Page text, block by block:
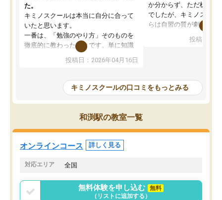
た。
キミノスクールは本当に自分に合って
いたと思います。
一番は、「勉強のやり方」そのものを
徹底的に教わったことです。単に知識
を詰め込むのではなく、自学自習の習
慣が身につくよう並走してくれるの
はなくなりました。
講師の方との距離も近く、親身なコー
チングのおかげで、停滞期もモチベー
ションを維持できました。「やらされ
る勉強」から「目標のための勉強」へ
意識が変わったことが、目標校への合
投稿日：2026年04月16日
か分からず、ただ机に座
でしたが、キミノスクー
らは自習の質が劇的に変
を明確にしてくれるの
の仕方をコーチングして
ルなので、家での学習習
身につきました。結果と
た。自分から学ぶ姿勢を
投稿日：
キミノスクールの口コミをもっとみる
和渕駅の教室一覧
オンラインコース 詳しく見る
対応エリア 全国
無料体験を申し込む
無料
（リストに追加する）